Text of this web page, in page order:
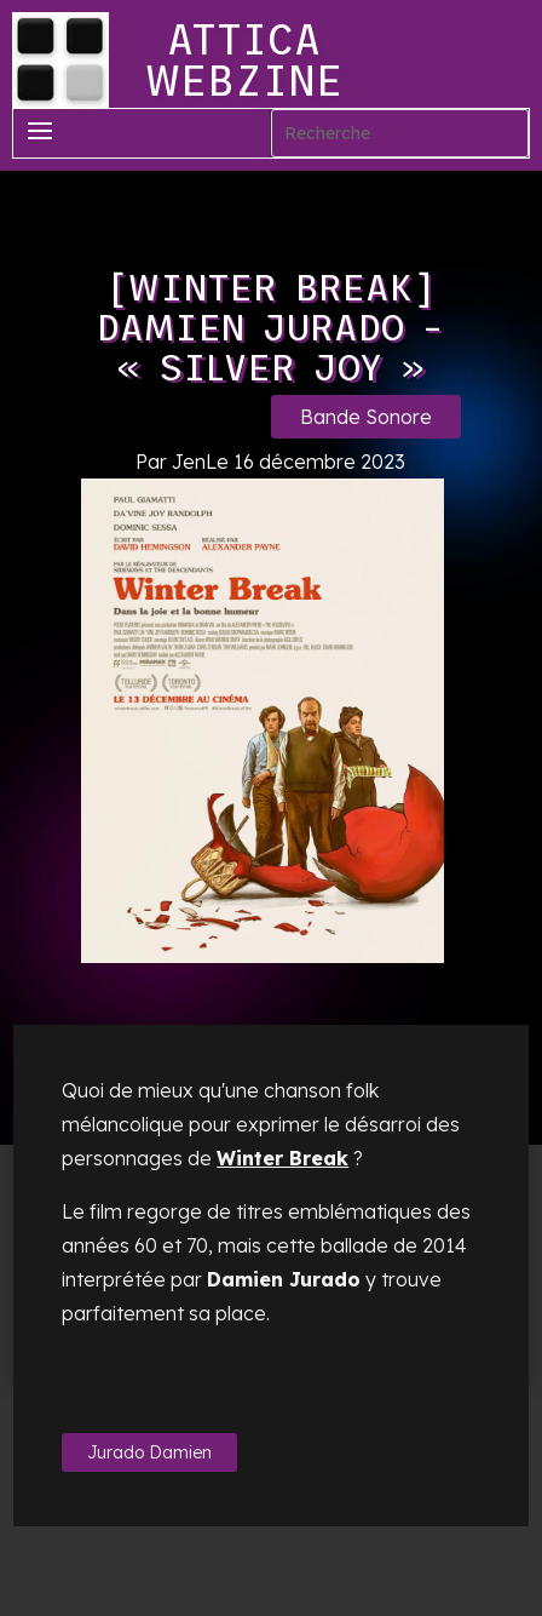
ATTICA
WEBZINE
[WINTER BREAK]
DAMIEN JURADO –
« SILVER JOY »
Bande Sonore
Par JenLe 16 décembre 2023
Quoi de mieux qu'une chanson folk
mélancolique pour exprimer le désarroi des
personnages deWinter Break ?
Le film regorge de titres emblématiques des
années 60 et 70, mais cette ballade de 2014
interprétée par Damien Jurado y trouve
parfaitement sa place.
Jurado Damien